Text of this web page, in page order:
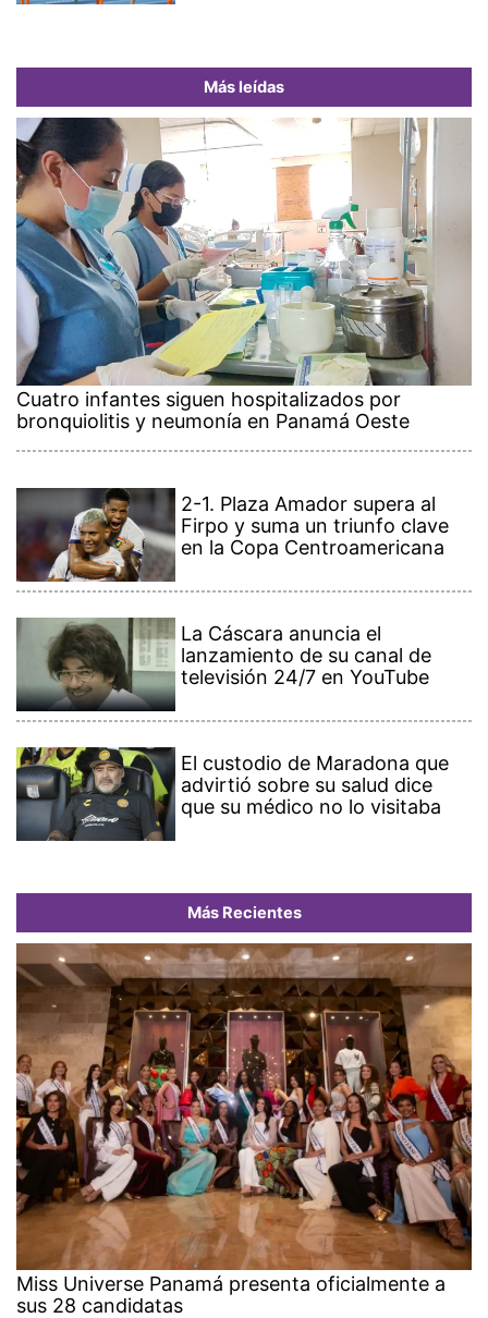
Más leídas
Cuatro infantes siguen hospitalizados por
bronquiolitis y neumonía en Panamá Oeste
2-1. Plaza Amador supera al
Firpo y suma un triunfo clave
en la Copa Centroamericana
La Cáscara anuncia el
lanzamiento de su canal de
televisión 24/7 en YouTube
El custodio de Maradona que
advirtió sobre su salud dice
que su médico no lo visitaba
Más Recientes
Miss Universe Panamá presenta oficialmente a
sus 28 candidatas